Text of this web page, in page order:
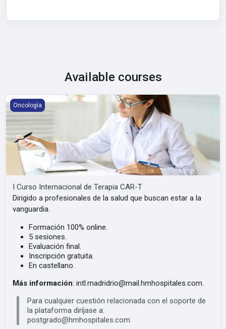
Available courses
I Curso Internacional de Terapia CAR-T
Oncología
I Curso Internacional de Terapia CAR-T
Dirigido a profesionales de la salud que buscan estar a la
vanguardia.
Formación 100% online.
5 sesiones.
Evaluación final.
Inscripción gratuita.
En castellano.
Más información: intl.madridrio@mail.hmhospitales.com.
Para cualquier cuestión relacionada con el soporte de
la plataforma diríjase a:
postgrado@hmhospitales.com.